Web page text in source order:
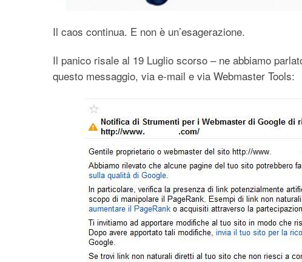
Il caos continua. E non è un’esagerazione.
Il panico risale al 19 Luglio scorso – ne abbiamo
questo messaggio, via e-mail e via Webmaster Tools: